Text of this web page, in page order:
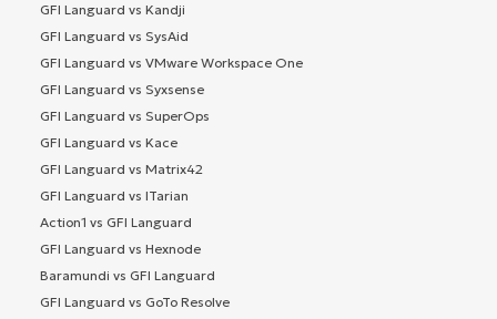
GFI Languard vs Kandji
GFI Languard vs SysAid
GFI Languard vs VMware Workspace One
GFI Languard vs Syxsense
GFI Languard vs SuperOps
GFI Languard vs Kace
GFI Languard vs Matrix42
GFI Languard vs ITarian
Action1 vs GFI Languard
GFI Languard vs Hexnode
Baramundi vs GFI Languard
GFI Languard vs GoTo Resolve